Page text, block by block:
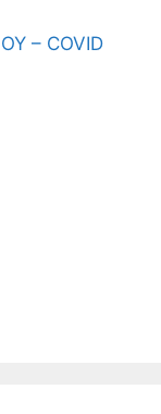
– COVID